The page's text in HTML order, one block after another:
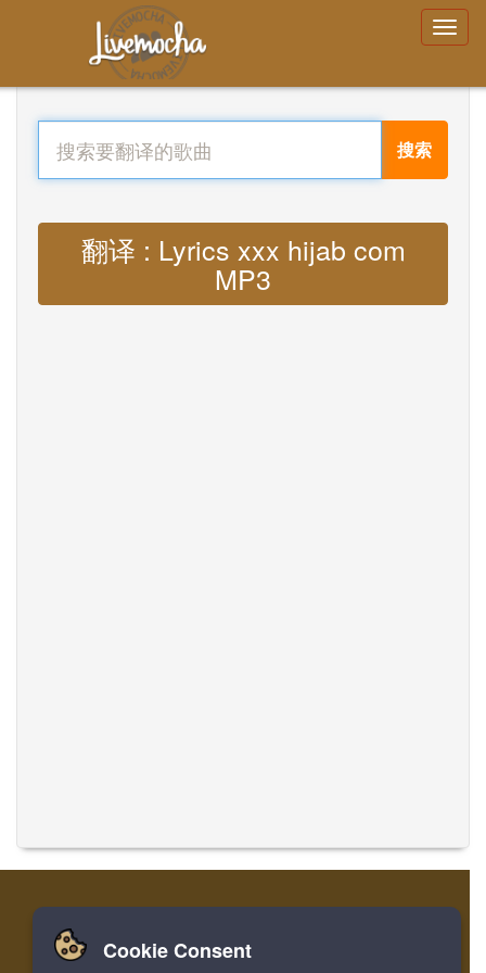
搜索
翻译 : Lyrics xxx hijab com
MP3
家 登录 寄存器
Cookie Consent